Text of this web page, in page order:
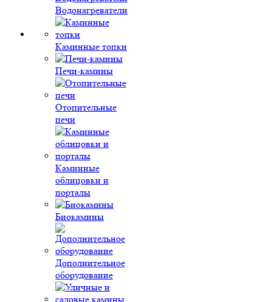
Водонагреватели
Каминные топки
Печи-камины
Отопительные
печи
Каминные
облицовки и
порталы
Биокамины
Дополнительное
оборудование